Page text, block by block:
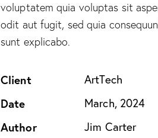
voluptatem quia voluptas sit
odit aut fugit, sed quia
sunt explicabo.
Client ArtTech
Date March, 2024
Author Jim Carter